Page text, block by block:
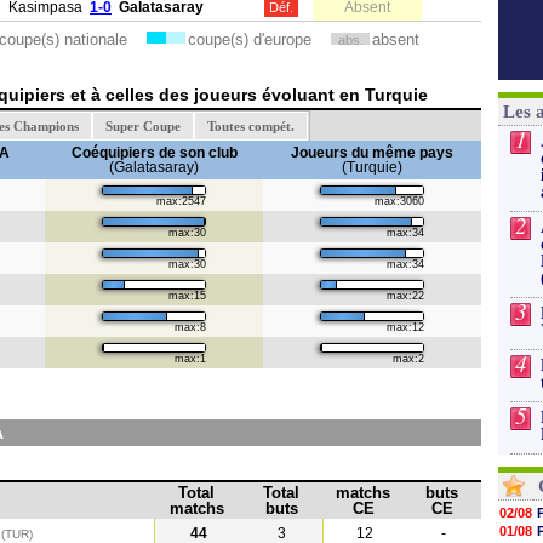
Kasimpasa 1-0 Galatasaray Déf. Absent
coupe(s) nationale coupe(s) d'europe abs. absent
et à celles des joueurs évoluant en Turquie
Champions Super Coupe Toutes compét.
Coéquipiers de son club
(Galatasaray)
Joueurs du même pays
(Turquie)
max:2547 max:3060
max:30 max:34
max:30 max:34
max:15 max:22
max:8 max:12
max:1 max:2
Total
matchs
Total
buts
matchs
CE
buts
CE
(TUR) 44 3 12
-
Les
1
2
3
4
5
02/08
01/08